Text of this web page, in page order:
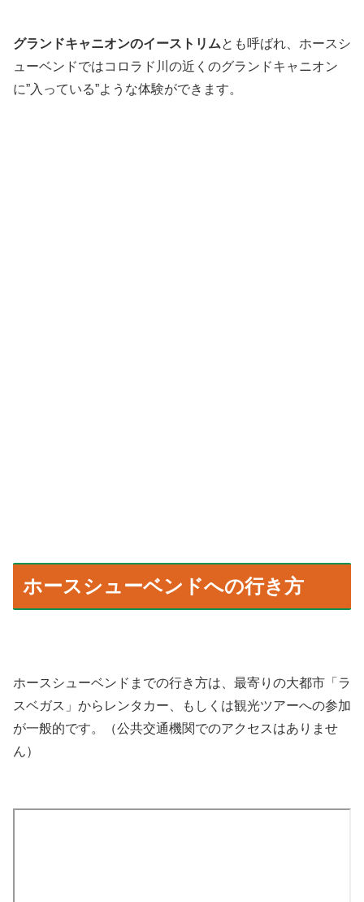
グランドキャニオンのイーストリムとも呼ばれ、ホースシ
ューベンドではコロラド川の近くのグランドキャニオン
に”入っている”ような体験ができます。
ホースシューベンドへの行き方
ホースシューベンドまでの行き方は、最寄りの大都市「ラ
スベガス」からレンタカー、もしくは観光ツアーへの参加
が一般的です。（公共交通機関でのアクセスはありませ
ん）